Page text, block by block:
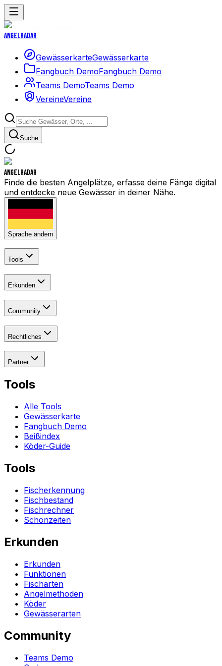
Angelradar
GewässerkarteGewässerkarte
Fangbuch DemoFangbuch Demo
Teams DemoTeams Demo
VereineVereine
Suche
Angelradar
Finde die besten Angelplätze, erfasse deine Fänge digital
und entdecke neue Gewässer in deiner Nähe.
Sprache ändern
Tools
Erkunden
Community
Rechtliches
Partner
Tools
Alle Tools
Gewässerkarte
Fangbuch Demo
Beißindex
Köder-Guide
Tools
Fischerkennung
Fischbestand
Fischrechner
Schonzeiten
Erkunden
Erkunden
Funktionen
Fischarten
Angelmethoden
Köder
Gewässerarten
Community
Teams Demo